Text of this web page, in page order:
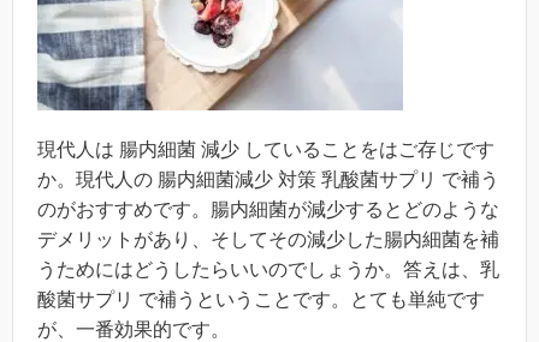
現代人は 腸内細菌 減少 していることをはご存じです
か。現代人の 腸内細菌減少 対策 乳酸菌サプリ で補う
のがおすすめです。腸内細菌が減少するとどのような
デメリットがあり、そしてその減少した腸内細菌を補
うためにはどうしたらいいのでしょうか。答えは、乳
酸菌サプリ で補うということです。とても単純です
が、一番効果的です。